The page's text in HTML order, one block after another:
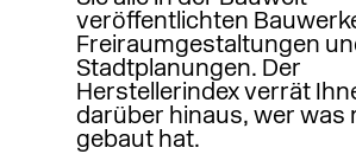
veröffentlichten
Freiraumgestaltungen
Stadtplanungen. Der
Herstellerindex verrät
darüber hinaus, wer was
gebaut hat.